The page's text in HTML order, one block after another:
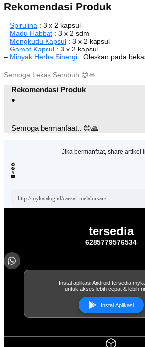
Rekomendasi Produk
– Spirulina : 3 x 2 kapsul
– Madu Habbat : 3 x 2 sdm
– Mengkudu Kapsul : 3 x 2 kapsul
– Gamat Kapsul : 3 x 2 kapsul
– Minyak Herba Sinergi : Oleskan pada
Semoga Lekas Sembuh 😊🙏
Rekomendasi Produk
●
Semoga bermanfaat.. 😊🙏
Jika bermanfaat, share artikel
http://mykatalog.id/caesar-melahirkan/
tersedia
6285779576534
Instal aplikasi Android
untuk akses lebih cepat & lebih
Instal Aplikasi